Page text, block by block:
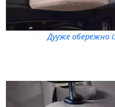
Дууже обережно